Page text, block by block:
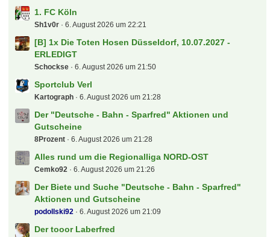
1. FC Köln
Sh1v0r 6. August 2026 um 22:21
[B] 1x Die Toten Hosen Düsseldorf, 10.07.2027 -
ERLEDIGT
Schockse 6. August 2026 um 21:50
Sportclub Verl
Kartograph 6. August 2026 um 21:28
Der "Deutsche - Bahn - Sparfred" Aktionen und
Gutscheine
8Prozent 6. August 2026 um 21:28
Alles rund um die Regionalliga NORD-OST
Cemko92 6. August 2026 um 21:26
Der Biete und Suche "Deutsche - Bahn - Sparfred"
Aktionen und Gutscheine
podollski92 6. August 2026 um 21:09
Der tooor Laberfred